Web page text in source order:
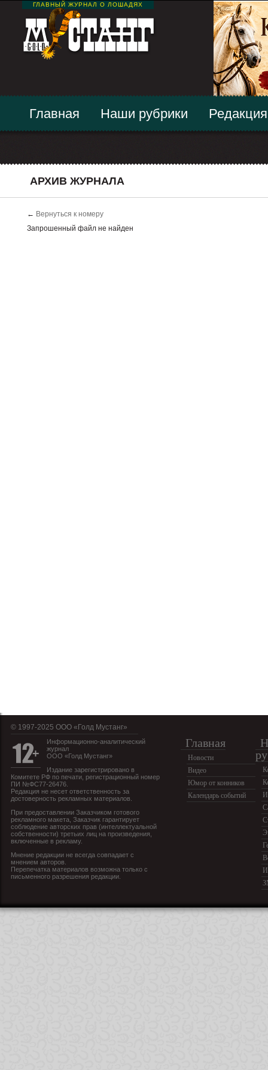
ГЛАВНЫЙ ЖУРНАЛ О ЛОШАДЯХ
Главная Наши рубрики Редакция
АРХИВ ЖУРНАЛА
← Вернуться к номеру
Запрошенный файл не найден
© 1997-2025 OOO «Голд Мустанг»
Информационно-аналитический
журнал
ООО «Голд Мустанг»
Издание зарегистрировано в
Комитете РФ по печати, регистрационный номер
ПИ №ФС77-26476.
Редакция не несет ответственность за
достоверность рекламных материалов.
При предоставлении Заказчиком готового
рекламного макета, Заказчик гарантирует
соблюдение авторских прав (интеллектуальной
собственности) третьих лиц на произведения,
включенные в рекламу.
Мнение редакции не всегда совпадает с
мнением авторов.
Перепечатка материалов возможна только с
письменного разрешения редакции.
Главная
Новости
Видео
Юмор от конников
Календарь событий